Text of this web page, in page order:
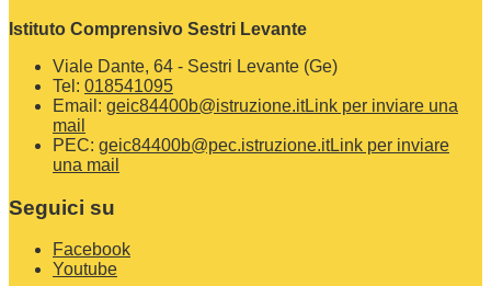
Istituto Comprensivo Sestri Levante
Viale Dante, 64 - Sestri Levante (Ge)
Tel: 018541095
Email: geic84400b@istruzione.itLink per inviare una
mail
PEC: geic84400b@pec.istruzione.itLink per inviare
una mail
Seguici su
Facebook
Youtube